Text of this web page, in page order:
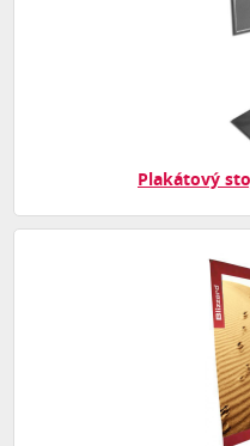
Plakátový